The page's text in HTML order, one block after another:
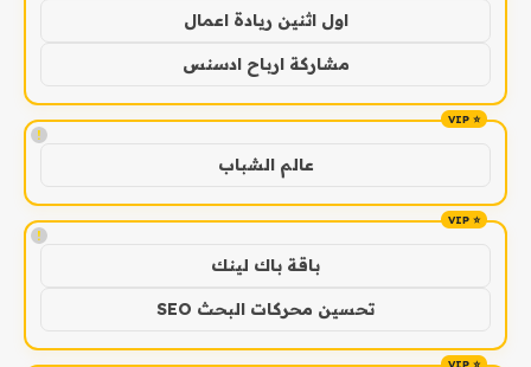
اول اثنين ريادة اعمال
مشاركة ارباح ادسنس
!
عالم الشباب
!
باقة باك لينك
تحسين محركات البحث SEO